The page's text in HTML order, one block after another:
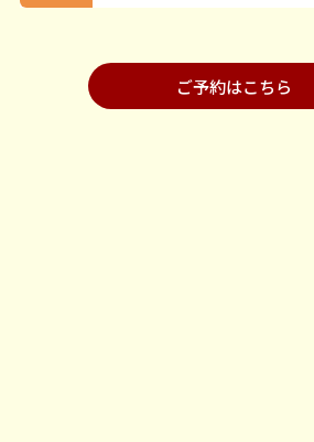
ご予約はこちら